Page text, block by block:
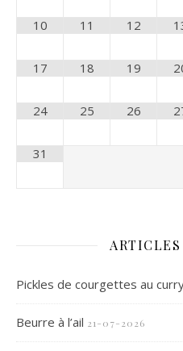
10 11 12
17 18 19
24 25 26
31
Pickles de courgettes au
Beurre à l’ail 21-07-2026